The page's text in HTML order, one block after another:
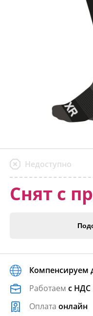
Недоступно
Снят с
Компенсируем
Работаем с НДС
Оплата онлайн